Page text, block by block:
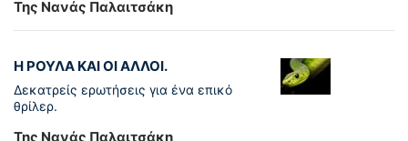
Της Νανάς Παλαιτσάκη
Η ΡΟΥΛΑ ΚΑΙ ΟΙ ΑΛΛΟΙ.
Δεκατρείς ερωτήσεις για ένα επικό
θρίλερ.
Της Νανάς Παλαιτσάκη